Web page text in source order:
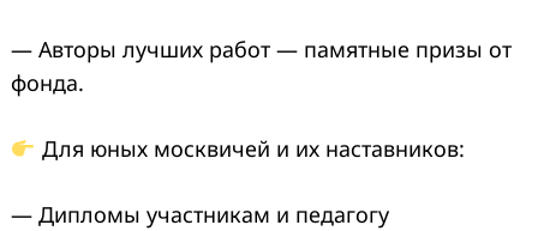
— Авторы лучших работ — памятные призы от
фонда.
Для юных москвичей и их наставников:
— Дипломы участникам и педагогу